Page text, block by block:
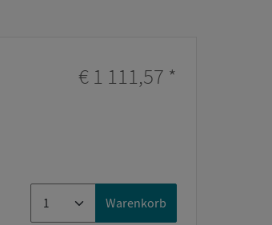
€ 1 111,57 *
Warenkorb